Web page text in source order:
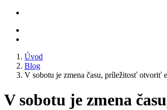
Úvod
Blog
V sobotu je zmena času, príležitosť otvoriť
V sobotu je zmena